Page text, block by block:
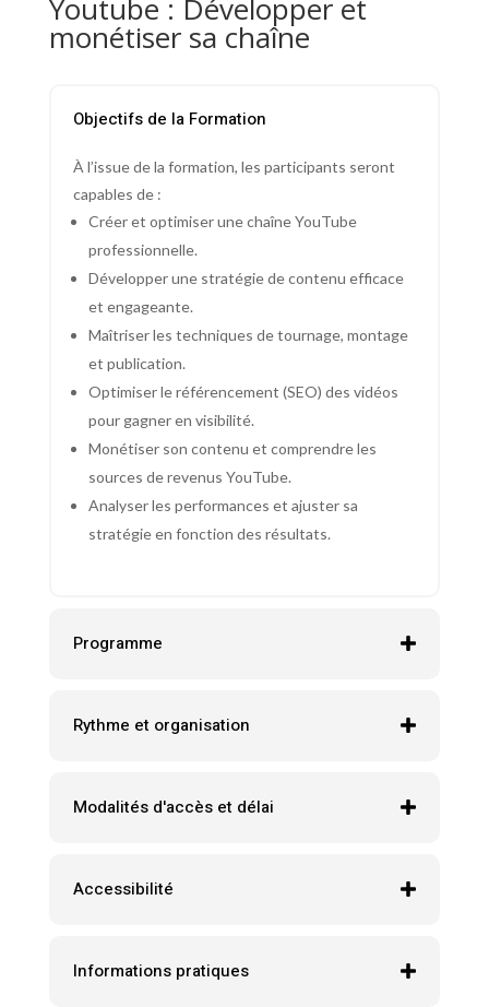
Youtube : Développer et
monétiser sa chaîne
Objectifs de la Formation
À l’issue de la formation, les participants seront
capables de :
Créer et optimiser une chaîne YouTube
professionnelle.
Développer une stratégie de contenu efficace
et engageante.
Maîtriser les techniques de tournage, montage
et publication.
Optimiser le référencement (SEO) des vidéos
pour gagner en visibilité.
Monétiser son contenu et comprendre les
sources de revenus YouTube.
Analyser les performances et ajuster sa
stratégie en fonction des résultats.
Programme
Rythme et organisation
Modalités d'accès et délai
Accessibilité
Informations pratiques